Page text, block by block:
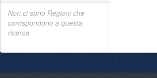
Non ci sono Regioni che
corrispondono a questa
ricerca